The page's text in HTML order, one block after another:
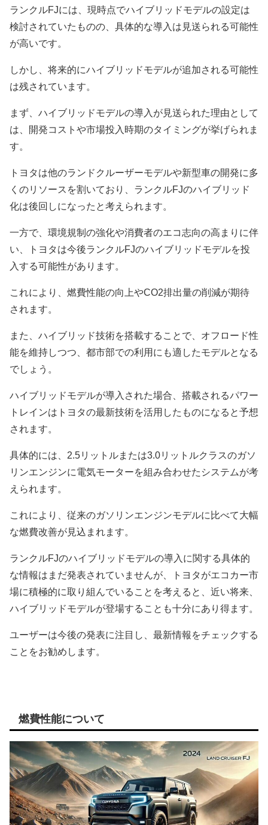
ランクルFJには、現時点でハイブリッドモデルの設定は
検討されていたものの、具体的な導入は見送られる可能性
が高いです。
しかし、将来的にハイブリッドモデルが追加される可能性
は残されています。
まず、ハイブリッドモデルの導入が見送られた理由として
は、開発コストや市場投入時期のタイミングが挙げられま
す。
トヨタは他のランドクルーザーモデルや新型車の開発に多
くのリソースを割いており、ランクルFJのハイブリッド
化は後回しになったと考えられます。
一方で、環境規制の強化や消費者のエコ志向の高まりに伴
い、トヨタは今後ランクルFJのハイブリッドモデルを投
入する可能性があります。
これにより、燃費性能の向上やCO2排出量の削減が期待
されます。
また、ハイブリッド技術を搭載することで、オフロード性
能を維持しつつ、都市部での利用にも適したモデルとなる
でしょう。
ハイブリッドモデルが導入された場合、搭載されるパワー
トレインはトヨタの最新技術を活用したものになると予想
されます。
具体的には、2.5リットルまたは3.0リットルクラスのガソ
リンエンジンに電気モーターを組み合わせたシステムが考
えられます。
これにより、従来のガソリンエンジンモデルに比べて大幅
な燃費改善が見込まれます。
ランクルFJのハイブリッドモデルの導入に関する具体的
な情報はまだ発表されていませんが、トヨタがエコカー市
場に積極的に取り組んでいることを考えると、近い将来、
ハイブリッドモデルが登場することも十分にあり得ます。
ユーザーは今後の発表に注目し、最新情報をチェックする
ことをお勧めします。
燃費性能について